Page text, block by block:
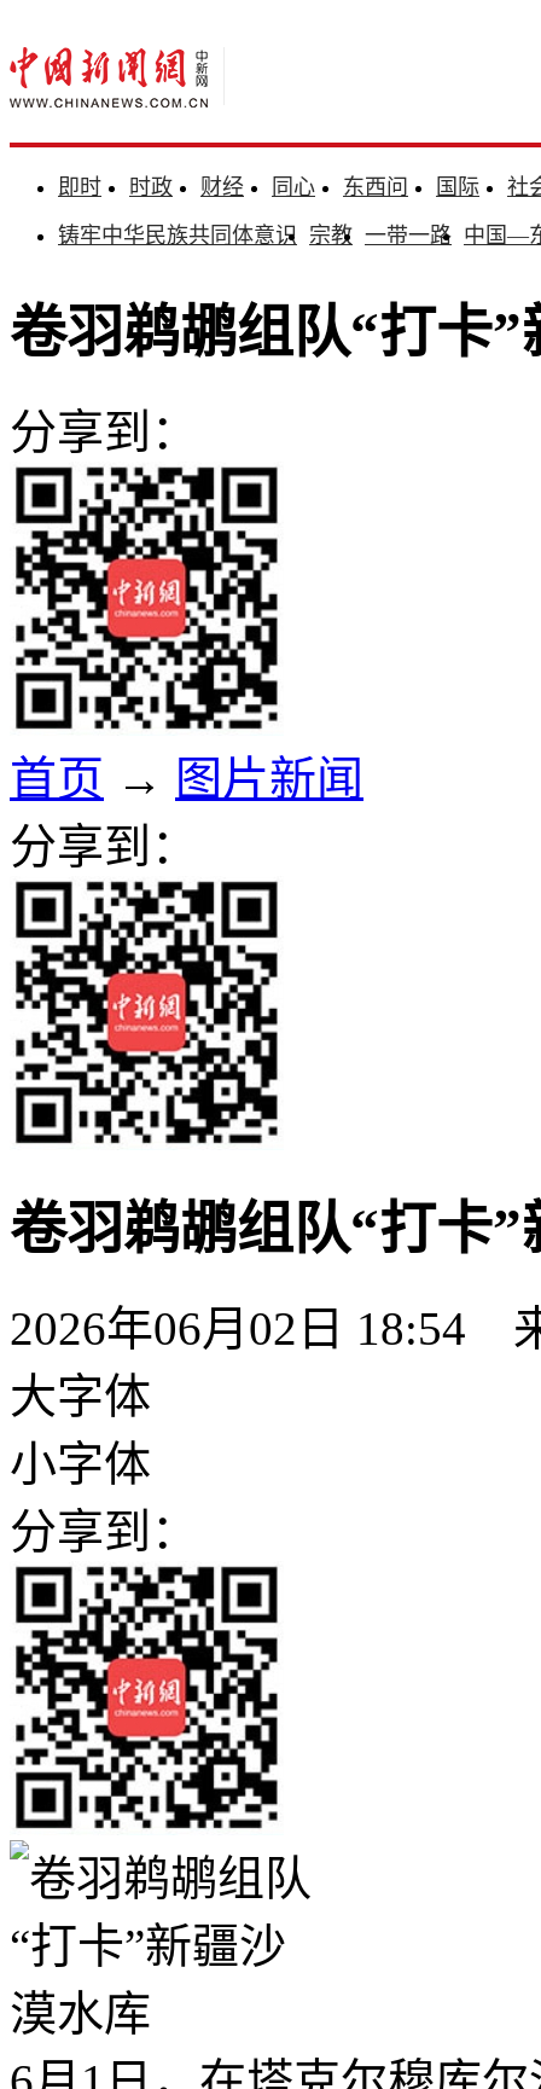
即时 时政 财经 同心 东西问 国际
社
铸牢中华民族共同体意识 宗教 一带一路 中国—
卷羽鹈鹕组队“打卡
分享到：
首页 → 图片新闻
分享到：
卷羽鹈鹕组队“打卡
2026年06月02日 18:54
大字体
小字体
分享到：